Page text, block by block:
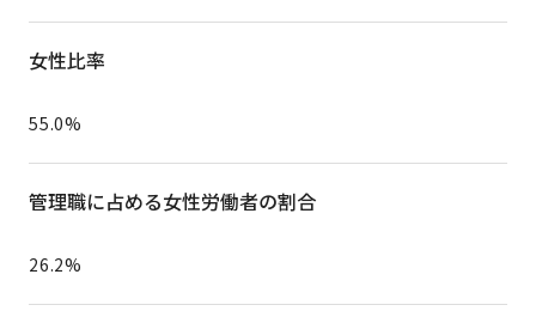
女性比率
55.0%
管理職に占める女性労働者の割合
26.2%